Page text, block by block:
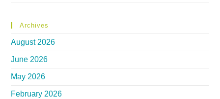
Archives
August 2026
June 2026
May 2026
February 2026